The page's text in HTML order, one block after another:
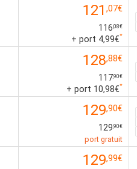
121 ,07€
116,08€
+ port 4,99€*
128,88€
117,90€
+ port 10,98€*
129,90€
129,90€
port gratuit
129,99€